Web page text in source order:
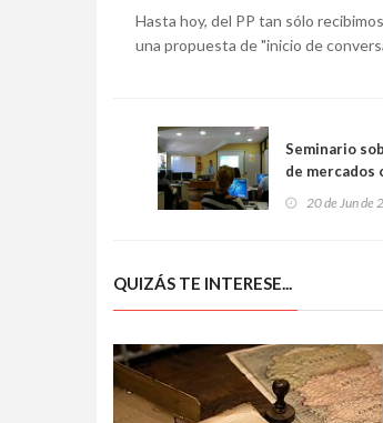
Hasta hoy, del PP tan sólo
una propuesta de "inicio de
Seminario
de mercados
por la
20 de Jun de
QUIZÁS TE INTERESE...